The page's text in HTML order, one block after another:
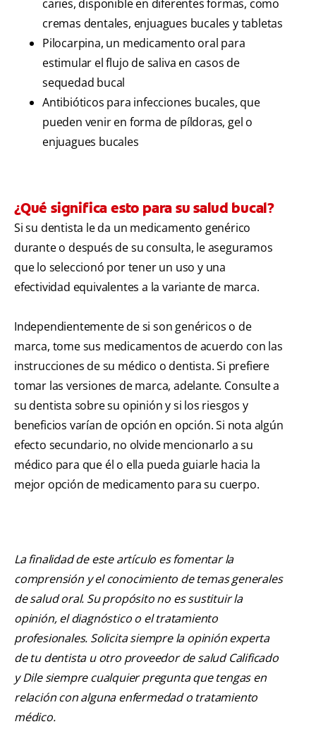
caries, disponible en diferentes formas, como
cremas dentales, enjuagues bucales y tabletas
Pilocarpina, un medicamento oral para
estimular el flujo de saliva en casos de
sequedad bucal
Antibióticos para infecciones bucales, que
pueden venir en forma de píldoras, gel o
enjuagues bucales
¿Qué significa esto para su salud bucal?
Si su dentista le da un medicamento genérico
durante o después de su consulta, le aseguramos
que lo seleccionó por tener un uso y una
efectividad equivalentes a la variante de marca.
Independientemente de si son genéricos o de
marca, tome sus medicamentos de acuerdo con las
instrucciones de su médico o dentista. Si prefiere
tomar las versiones de marca, adelante. Consulte a
su dentista sobre su opinión y si los riesgos y
beneficios varían de opción en opción. Si nota algún
efecto secundario, no olvide mencionarlo a su
médico para que él o ella pueda guiarle hacia la
mejor opción de medicamento para su cuerpo.
La finalidad de este artículo es fomentar la
comprensión y el conocimiento de temas generales
de salud oral. Su propósito no es sustituir la
opinión, el diagnóstico o el tratamiento
profesionales. Solicita siempre la opinión experta
de tu dentista u otro proveedor de salud Calificado
y Dile siempre cualquier pregunta que tengas en
relación con alguna enfermedad o tratamiento
médico.